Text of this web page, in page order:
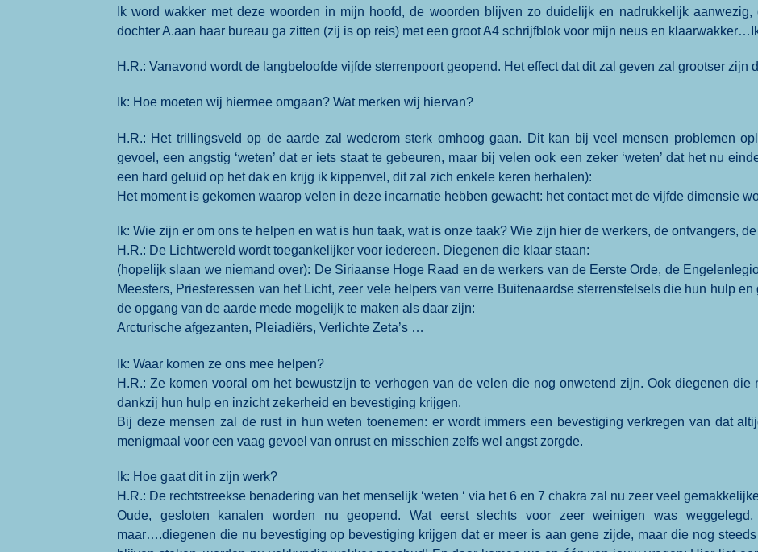
Ik word wakker met deze woorden in mijn hoofd, de woorden blijven zo duidelijk en nadrukkelijk
dochter A.aan haar bureau ga zitten (zij is op reis) met een groot A4 schrijfblok voor mijn neus en
H.R.: Vanavond wordt de langbeloofde vijfde sterrenpoort geopend. Het effect dat dit zal geven zal grootser zijn
Ik: Hoe moeten wij hiermee omgaan? Wat merken wij hiervan?
H.R.: Het trillingsveld op de aarde zal wederom sterk omhoog gaan. Dit kan bij veel mensen problemen
gevoel, een angstig ‘weten’ dat er iets staat te gebeuren, maar bij velen ook een zeker ‘weten’ dat het nu
een hard geluid op het dak en krijg ik kippenvel, dit zal zich enkele keren herhalen):
Het moment is gekomen waarop velen in deze incarnatie hebben gewacht: het contact met de vijfde dimensie
Ik: Wie zijn er om ons te helpen en wat is hun taak, wat is onze taak? Wie zijn hier de werkers, de ontvangers,
H.R.: De Lichtwereld wordt toegankelijker voor iedereen. Diegenen die klaar staan:
(hopelijk slaan we niemand over): De Siriaanse Hoge Raad en de werkers van de Eerste Orde, de
Meesters, Priesteressen van het Licht, zeer vele helpers van verre Buitenaardse sterrenstelsels die hun hulp
de opgang van de aarde mede mogelijk te maken als daar zijn:
Arcturische afgezanten, Pleiadiërs, Verlichte Zeta’s …
Ik: Waar komen ze ons mee helpen?
H.R.: Ze komen vooral om het bewustzijn te verhogen van de velen die nog onwetend zijn. Ook diegenen
dankzij hun hulp en inzicht zekerheid en bevestiging krijgen.
Bij deze mensen zal de rust in hun weten toenemen: er wordt immers een bevestiging verkregen van dat
menigmaal voor een vaag gevoel van onrust en misschien zelfs wel angst zorgde.
Ik: Hoe gaat dit in zijn werk?
H.R.: De rechtstreekse benadering van het menselijk ‘weten ‘ via het 6 en 7 chakra zal nu zeer veel
Oude, gesloten kanalen worden nu geopend. Wat eerst slechts voor zeer weinigen was
maar….diegenen die nu bevestiging op bevestiging krijgen dat er meer is aan gene zijde, maar die nog